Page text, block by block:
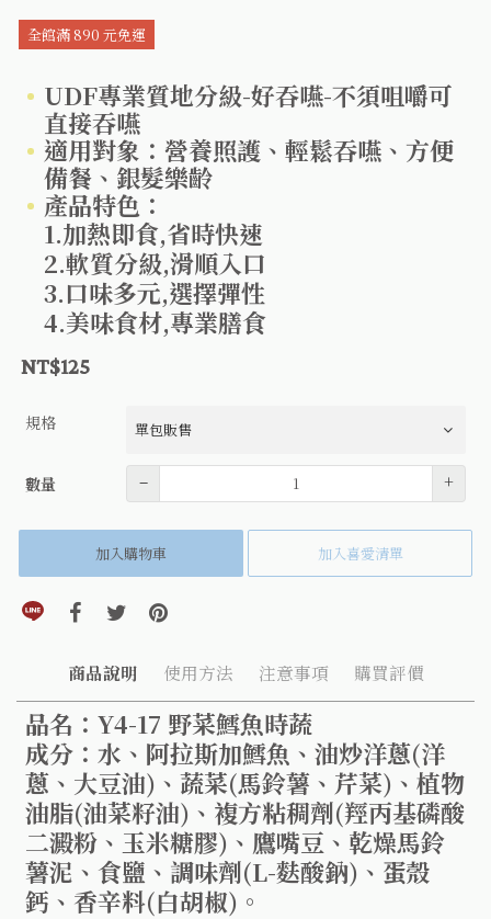
全館滿 890 元免運
UDF專業質地分級-好吞嚥-不須咀嚼可
直接吞嚥
適用對象：營養照護、輕鬆吞嚥、方便
備餐、銀髮樂齡
產品特色：
1.加熱即食,省時快速
2.軟質分級,滑順入口
3.口味多元,選擇彈性
4.美味食材,專業膳食
NT$125
規格
數量 數量– +
加入購物車 加入喜愛清單
分享到line(另開視窗)
分享到facebook(另開視窗)
分享到twitter(另開視窗)
分享到pinterest(另開視窗)
商品說明 使用方法 注意事項 購買評價
品名：Y4-17 野菜鱈魚時蔬
成分：水、阿拉斯加鱈魚、油炒洋蔥(洋
蔥、大豆油)、蔬菜(馬鈴薯、芹菜)、植物
油脂(油菜籽油)、複方粘稠劑(羥丙基磷酸
二澱粉、玉米糖膠)、鷹嘴豆、乾燥馬鈴
薯泥、食鹽、調味劑(L-麩酸鈉)、蛋殼
鈣、香辛料(白胡椒)。